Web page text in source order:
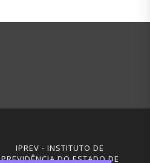
IPREV - INSTITUTO DE
PREVIDÊNCIA DO ESTADO DE